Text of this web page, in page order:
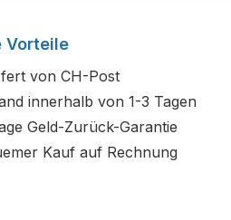
Vorteile
von CH-Post
innerhalb von 1-3 Tagen
Geld-Zurück-Garantie
Kauf auf Rechnung